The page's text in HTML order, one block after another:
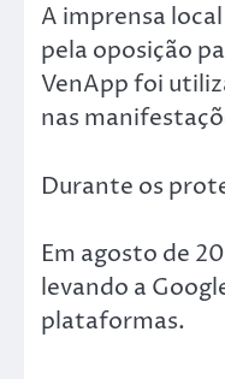
A imprensa
pela oposição
VenApp foi
nas
Durante os
Em agosto de
levando a
plataformas.